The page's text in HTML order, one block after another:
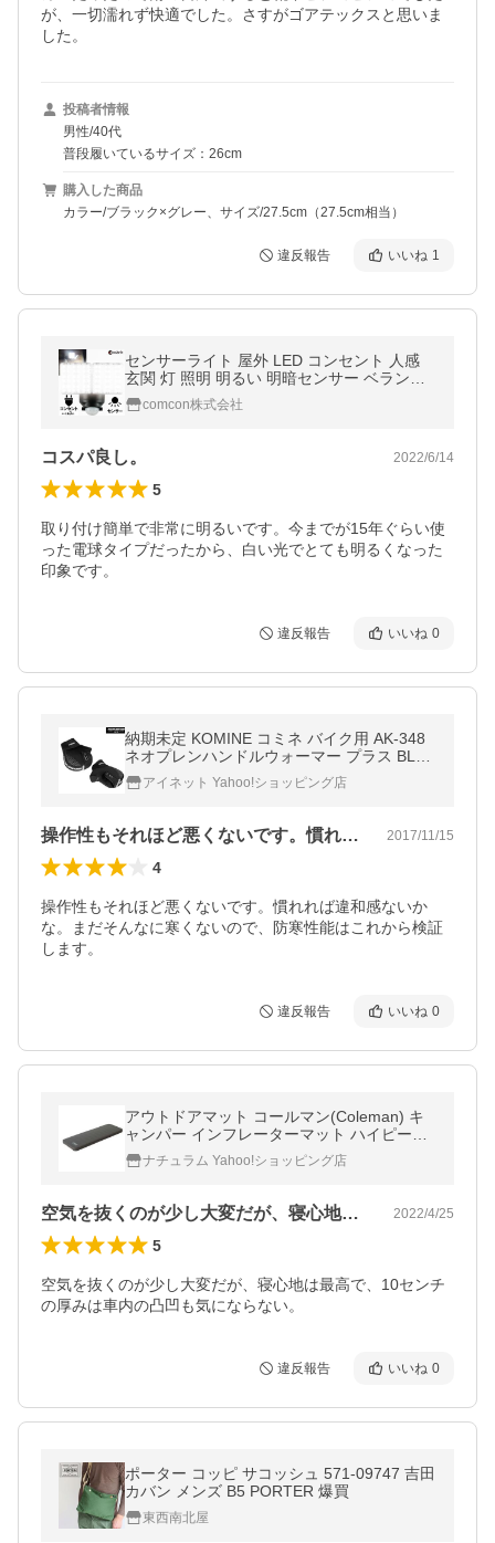
が、一切濡れず快適でした。さすがゴアテックスと思いま
した。
投稿者情報
男性/40代
普段履いているサイズ：26cm
購入した商品
カラー/ブラック×グレー、サイズ/27.5cm（27.5cm相当）
違反報告 いいね 1
センサーライト 屋外 LED コンセント 人感
玄関 灯 照明 明るい 明暗センサー ベランダ
AC 100v 防犯 駐車場 自動点灯 防水規格 防
雨型comcon株式会社
コスパ良し。 2022/6/14
5
取り付け簡単で非常に明るいです。今までが15年ぐらい使
った電球タイプだったから、白い光でとても明るくなった
印象です。
違反報告 いいね 0
納期未定 KOMINE コミネ バイク用 AK-348
ネオプレンハンドルウォーマー プラス BLK
F フリーサイズ 秋冬 ブラック リフレクター
ハンドルガード 防寒 防水
アイネット Yahoo!ショッピング店
操作性もそれほど悪くないです。慣れれば… 2017/11/15
4
操作性もそれほど悪くないです。慣れれば違和感ないか
な。まだそんなに寒くないので、防寒性能はこれから検証
します。
違反報告 いいね 0
アウトドアマット コールマン(Coleman) キ
ャンパー インフレーターマット ハイピーク
シングル
ナチュラム Yahoo!ショッピング店
空気を抜くのが少し大変だが、寝心地は最… 2022/4/25
5
空気を抜くのが少し大変だが、寝心地は最高で、10センチ
の厚みは車内の凸凹も気にならない。
違反報告 いいね 0
ポーター コッピ サコッシュ 571-09747 吉田
カバン メンズ B5 PORTER 爆買
東西南北屋